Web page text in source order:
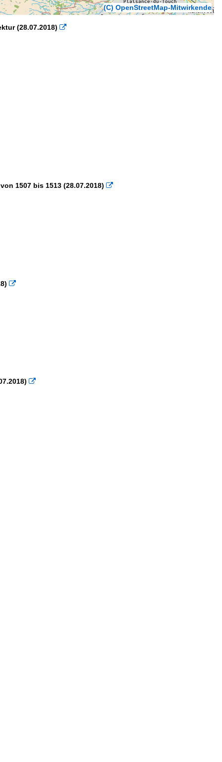
(C) OpenStreetMap-Mitwirkende
(28.07.2018) 
1507 bis 1513 (28.07.2018) 

